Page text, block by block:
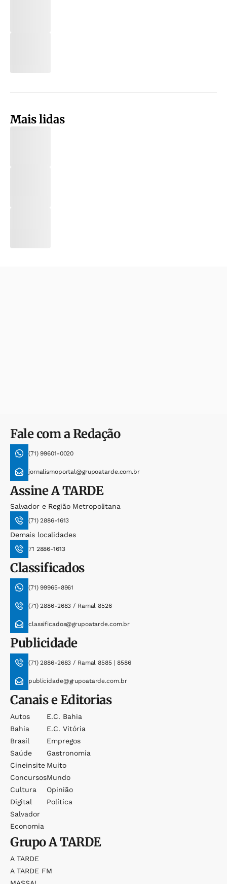
Mais lidas
Fale com a Redação
(71) 99601-0020
jornalismoportal@grupoatarde.com.br
AssineA TARDE
Salvador e Região Metropolitana
(71) 2886-1613
Demais localidades
71 2886-1613
Classificados
(71) 99965-8961
(71) 2886-2683 / Ramal 8526
classificados@grupoatarde.com.br
Publicidade
(71) 2886-2683 / Ramal 8585 | 8586
publicidade@grupoatarde.com.br
Canais e Editorias
Autos
Bahia
Brasil
Saúde
Cineinsite
Concursos
Cultura
Digital
Salvador
Economia
E.c. Bahia
E.c. Vitória
Empregos
Gastronomia
Muito
Mundo
Opinião
Política
GrupoA TARDE
A TARDE
A TARDE FM